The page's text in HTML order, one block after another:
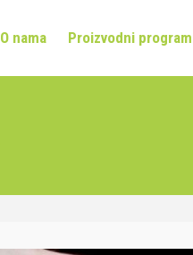
O nama Proizvodni program